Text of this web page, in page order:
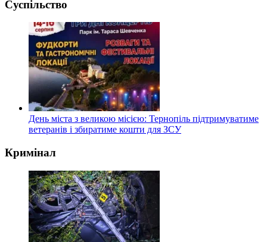
Суспільство
День міста з великою місією: Тернопіль підтримуватиме
ветеранів і збиратиме кошти для ЗСУ
Кримінал